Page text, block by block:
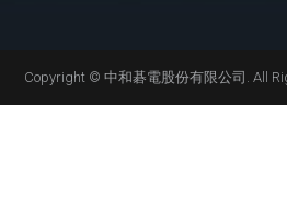
Copyright © 中和碁電股份有限公司. All